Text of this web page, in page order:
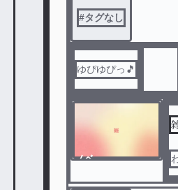
#タグなし
ゆぴゆぴっ🎵
ノベ